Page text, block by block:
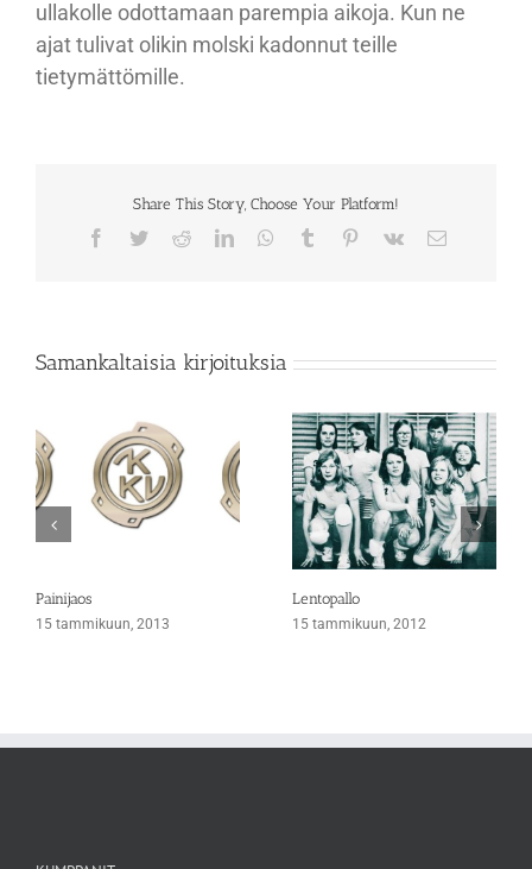
ullakolle odottamaan parempia aikoja. Kun ne
ajat tulivat olikin molski kadonnut teille
tietymättömille.
Share This Story, Choose Your Platform!
Facebook
TwitterRedditLinkedInWhatsApp
Tumblr Pinterest
Vk Sähköposti
Samankaltaisia kirjoituksia
Painijaos
15 tammikuun, 2013
Lentopallo
15 tammikuun, 2012